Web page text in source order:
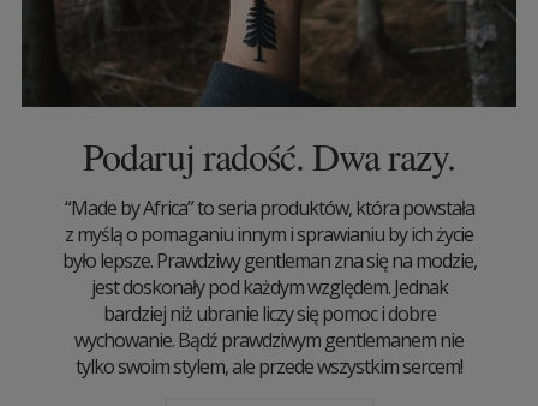
Podaruj radość. Dwa razy.
“Made by Africa” to seria produktów, która powstała
z myślą o pomaganiu innym i sprawianiu by ich życie
było lepsze. Prawdziwy gentleman zna się na modzie,
jest doskonały pod każdym względem. Jednak
bardziej niż ubranie liczy się pomoc i dobre
wychowanie. Bądź prawdziwym gentlemanem nie
tylko swoim stylem, ale przede wszystkim sercem!